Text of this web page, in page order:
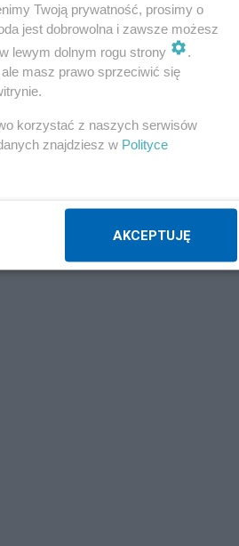
Twoją prywatność, prosimy o
jest dobrowolna i zawsze możesz
lewym dolnym rogu strony
.
masz prawo sprzeciwić się
korzystać z naszych serwisów
znajdziesz w Polityce
AKCEPTUJĘ